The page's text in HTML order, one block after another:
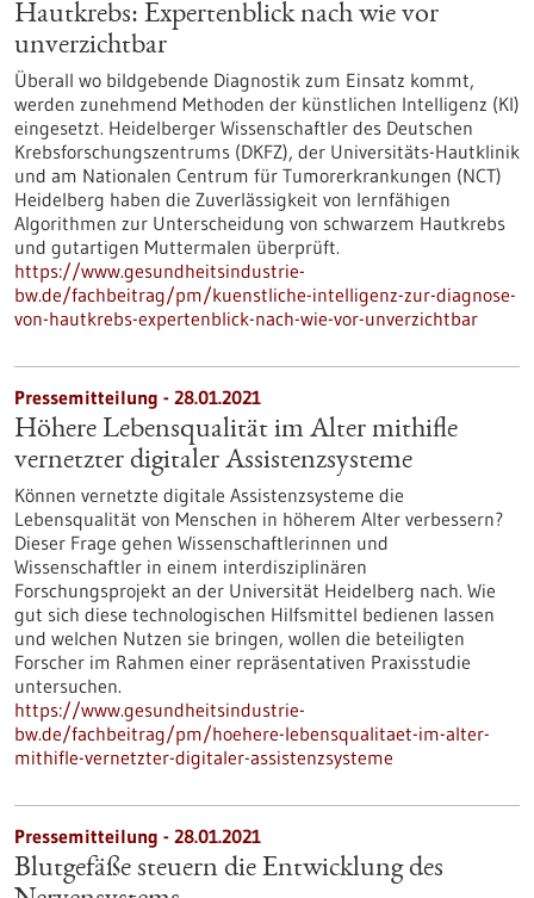
Hautkrebs: Expertenblick nach wie vor
unverzichtbar
Überall wo bildgebende Diagnostik zum Einsatz kommt,
werden zunehmend Methoden der künstlichen Intelligenz (KI)
eingesetzt. Heidelberger Wissenschaftler des Deutschen
Krebsforschungszentrums (DKFZ), der Universitäts-Hautklinik
und am Nationalen Centrum für Tumorerkrankungen (NCT)
Heidelberg haben die Zuverlässigkeit von lernfähigen
Algorithmen zur Unterscheidung von schwarzem Hautkrebs
und gutartigen Muttermalen überprüft.
https://www.gesundheitsindustrie-
bw.de/fachbeitrag/pm/kuenstliche-intelligenz-zur-diagnose-
von-hautkrebs-expertenblick-nach-wie-vor-unverzichtbar
Pressemitteilung - 28.01.2021
Höhere Lebensqualität im Alter mithifle
vernetzter digitaler Assistenzsysteme
Können vernetzte digitale Assistenzsysteme die
Lebensqualität von Menschen in höherem Alter verbessern?
Dieser Frage gehen Wissenschaftlerinnen und
Wissenschaftler in einem interdisziplinären
Forschungsprojekt an der Universität Heidelberg nach. Wie
gut sich diese technologischen Hilfsmittel bedienen lassen
und welchen Nutzen sie bringen, wollen die beteiligten
Forscher im Rahmen einer repräsentativen Praxisstudie
untersuchen.
https://www.gesundheitsindustrie-
bw.de/fachbeitrag/pm/hoehere-lebensqualitaet-im-alter-
mithifle-vernetzter-digitaler-assistenzsysteme
Pressemitteilung - 28.01.2021
Blutgefäße steuern die Entwicklung des